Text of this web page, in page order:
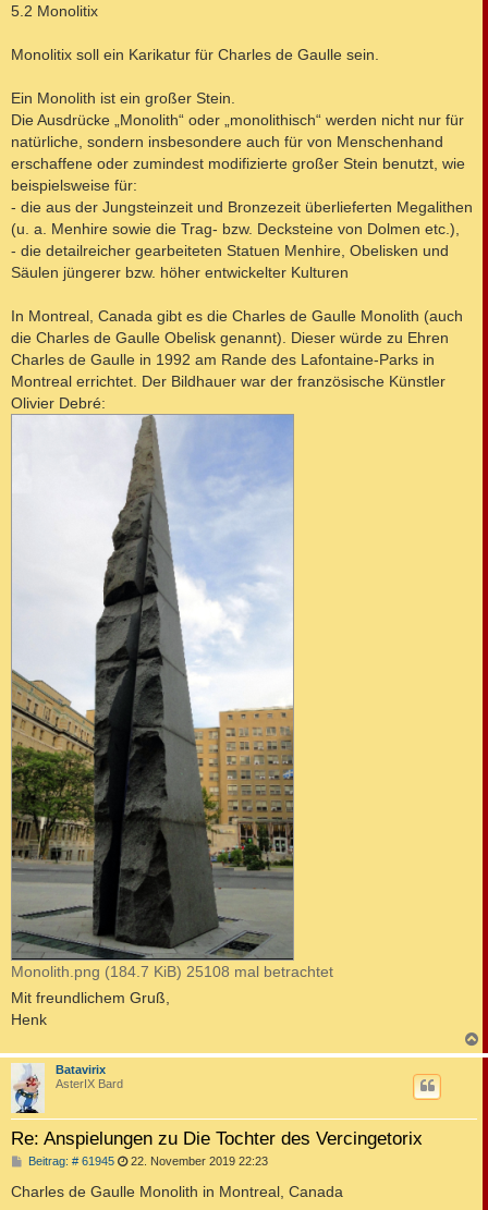
a
g
5.2 Monolitix
Monolitix soll ein Karikatur für Charles de Gaulle sein.
Ein Monolith ist ein großer Stein.
Die Ausdrücke „Monolith“ oder „monolithisch“ werden nicht nur für
natürliche, sondern insbesondere auch für von Menschenhand
erschaffene oder zumindest modifizierte großer Stein benutzt, wie
beispielsweise für:
- die aus der Jungsteinzeit und Bronzezeit überlieferten Megalithen
(u. a. Menhire sowie die Trag- bzw. Decksteine von Dolmen etc.),
- die detailreicher gearbeiteten Statuen Menhire, Obelisken und
Säulen jüngerer bzw. höher entwickelter Kulturen
In Montreal, Canada gibt es die Charles de Gaulle Monolith (auch
die Charles de Gaulle Obelisk genannt). Dieser würde zu Ehren
Charles de Gaulle in 1992 am Rande des Lafontaine-Parks in
Montreal errichtet. Der Bildhauer war der französische Künstler
Olivier Debré:
Monolith.png (184.7 KiB) 25108 mal betrachtet
Mit freundlichem Gruß,
Henk
a
Batavirix
AsterIX Bard
Re: Anspielungen zu Die Tochter des Vercingetorix
Beitrag: # 61945B
i
22. November 2019 22:23
Charles de Gaulle Monolith in Montreal, Canada